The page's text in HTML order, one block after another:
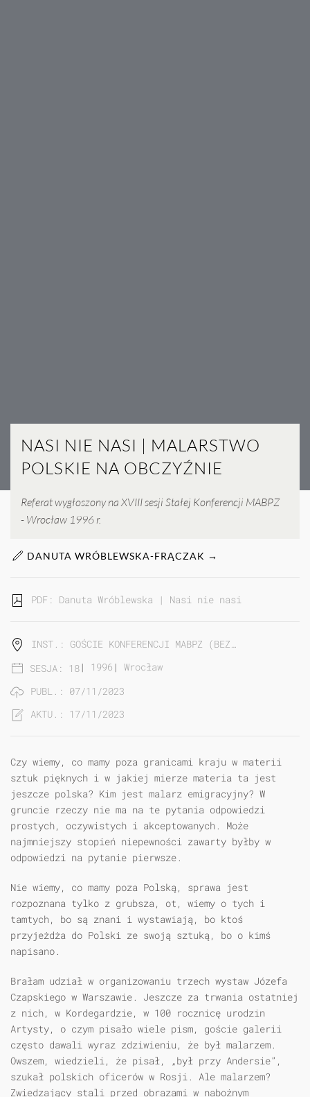
NASI NIE NASI | MALARSTWO
POLSKIE NA OBCZYŹNIE
Referat wygłoszony na XVIII sesji Stałej Konferencji MABPZ
- Wrocław 1996 r.
Czy wiemy, co mamy poza granicami kraju w materii
sztuk pięknych i w jakiej mierze materia ta jest
jeszcze polska? Kim jest malarz emigracyjny? W
gruncie rzeczy nie ma na te pytania odpowiedzi
prostych, oczywistych i akceptowanych. Może
najmniejszy stopień niepewności zawarty byłby w
odpowiedzi na pytanie pierwsze.
Nie wiemy, co mamy poza Polską, sprawa jest
rozpoznana tylko z grubsza, ot, wiemy o tych i
tamtych, bo są znani i wystawiają, bo ktoś
przyjeżdża do Polski ze swoją sztuką, bo o kimś
napisano.
Brałam udział w organizowaniu trzech wystaw Józefa
Czapskiego w Warszawie. Jeszcze za trwania ostatniej
z nich, w Kordegardzie, w 100 rocznicę urodzin
Artysty, o czym pisało wiele pism, goście galerii
często dawali wyraz zdziwieniu, że był malarzem.
Owszem, wiedzieli, że pisał, „był przy Andersie”,
szukał polskich oficerów w Rosji. Ale malarzem?
Zwiedzający stali przed obrazami w nabożnym
DANUTA WRÓBLEWSKA-FRĄCZAK →
PDF: Danuta Wróblewska | Nasi nie nasi...
INST.: GOŚCIE KONFERENCJI MABPZ (BEZ…
SESJA: 18| 1996 | Wrocław
PUBL.: 07/11/2023
AKTU.: 17/11/2023